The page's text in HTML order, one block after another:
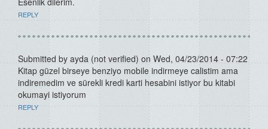
REPLY
Submitted by ayda (not verified) on Wed, 04/23/2014 - 07:22
Kitap güzel birseye benziyo mobile indirmeye calistim ama
indiremedim ve sürekli kredi karti hesabini istiyor bu kitabi
okumayi istiyorum
REPLY